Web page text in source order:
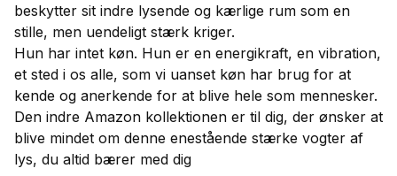
beskytter sit indre lysende og kærlige rum som en
stille, men uendeligt stærk kriger.
Hun har intet køn. Hun er en energikraft, en vibration,
et sted i os alle, som vi uanset køn har brug for at
kende og anerkende for at blive hele som mennesker.
Den indre Amazon kollektionen er til dig, der ønsker at
blive mindet om denne enestående stærke vogter af
lys, du altid bærer med dig